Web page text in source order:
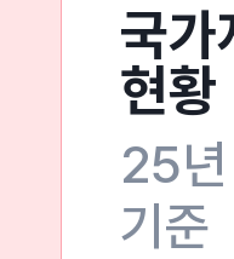
국가
현황
25년
기준